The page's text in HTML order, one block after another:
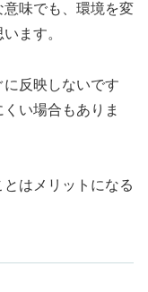
味でも、環境を変
ます。
反映しないです
い場合もありま
はメリットになる